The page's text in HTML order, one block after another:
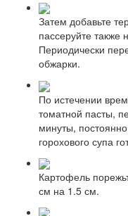
Затем добавьте
пассеруйте также
Периодически
обжарки.
По истечении
томатной пасты,
минуты,
горохового супа
Картофель
см на 1.5 см.